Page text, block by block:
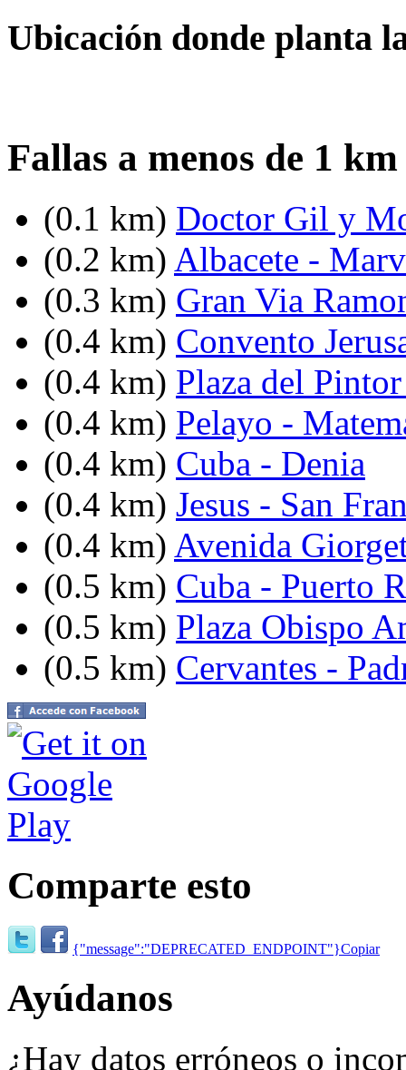
Ubicación donde planta
Fallas a menos de 1
(0.1 km) Doctor Gil y
(0.2 km) Albacete -
(0.3 km) Gran Via
(0.4 km) Convento
(0.4 km) Plaza del
(0.4 km) Pelayo -
(0.4 km) Cuba - Denia
(0.4 km) Jesus - San
(0.4 km) Avenida
(0.5 km) Cuba - Puerto
(0.5 km) Plaza Obispo
(0.5 km) Cervantes -
Comparte esto
{"message":"DEPRECATED_ENDPOINT"}Copiar
Ayúdanos
¿Hay datos erróneos o